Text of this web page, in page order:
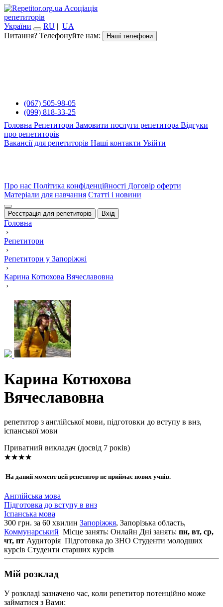
Асоціація
репетиторів
України
RU | UA
Питання? Телефонуйте нам:
Наші телефони
(067) 505-98-05
(099) 818-33-25
Головна Репетитори Замовити послуги репетитора Відгуки
про репетиторів
Вакансії для репетиторів Наші контакти Увійти
Про нас Політика конфіденційності Договір оферти
Матеріали для навчання Статті і новини
Реєстрація для репетиторів Вхід
Головна
›
Репетитори
›
Репетитори у Запоріжжі
›
Карина Котюхова Вячеславовна
›
Карина Котюхова
Вячеславовна
репетитор з англійської мови, підготовки до вступу в внз,
іспанської мови
Приватний викладач (досвід 7 років)
★★★★
На даний момент цей репетитор не приймає нових учнів.
Англійська мова
Підготовка до вступу в внз
Іспанська мова
300 грн. за 60 хвилин Запоріжжя, Запорізька область,
Коммунарський Місце занять: Онлайн Дні занять: пн, вт, ср,
чт, пт Аудиторія Підготовка до ЗНО Студенти молодших
курсів Студенти старших курсів
Мій розклад
У розкладі зазначено час, коли репетитор потенційно може
займатися з Вами: